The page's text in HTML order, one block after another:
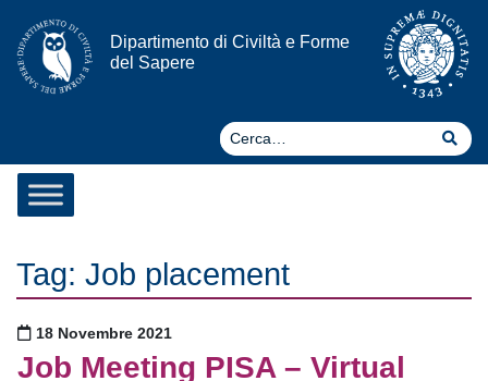
Vai al contenuto
Dipartimento di Civiltà e Forme
del Sapere
Tag: Job placement
Pubblicato il
18 Novembre 2021
Job Meeting PISA – Virtual